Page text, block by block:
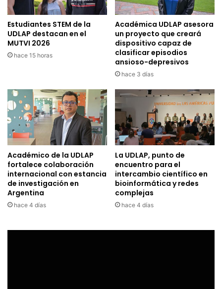
Estudiantes STEM de la
UDLAP destacan en el
MUTVI 2026
hace 15 horas
Académica UDLAP asesora
un proyecto que creará
dispositivo capaz de
clasificar episodios
ansioso-depresivos
hace 3 días
Académico de la UDLAP
fortalece colaboración
internacional con estancia
de investigación en
Argentina
hace 4 días
La UDLAP, punto de
encuentro para el
intercambio científico en
bioinformática y redes
complejas
hace 4 días